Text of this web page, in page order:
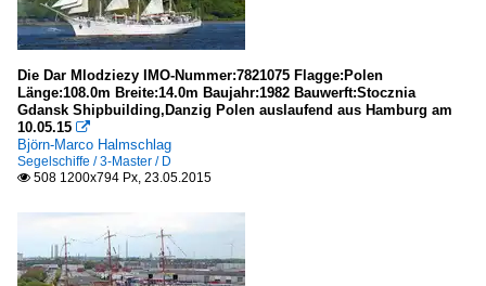
Die Dar Mlodziezy IMO-Nummer:7821075 Flagge:Polen
Länge:108.0m Breite:14.0m Baujahr:1982 Bauwerft:Stocznia
Gdansk Shipbuilding,Danzig Polen auslaufend aus Hamburg am
10.05.15 
Björn-Marco Halmschlag
Segelschiffe / 3-Master / D
 508 1200x794 Px, 23.05.2015